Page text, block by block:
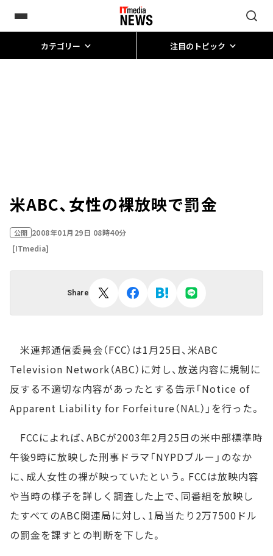
カテゴリー 注目のトピック
米ABC、女性の裸放映で罰金
公開 2008年01月29日 08時40分
[ITmedia]
Share
米連邦通信委員会（FCC）は1月25日、米ABC
Television Network（ABC）に対し、放送内容に規制に
反する不適切な内容があったとする告示「Notice of
Apparent Liability for Forfeiture（NAL）」を行った。
FCCによれば、ABCが2003年2月25日の米中部標準時
午後9時に放映した刑事ドラマ「NYPDブルー」のなか
に、成人女性の裸が映っていたという。FCCは放映内容
や当時の様子を詳しく調査した上で、同番組を放映し
たすべてのABC関連局に対し、1局当たり2万7500ドル
の罰金を課すとの判断を下した。